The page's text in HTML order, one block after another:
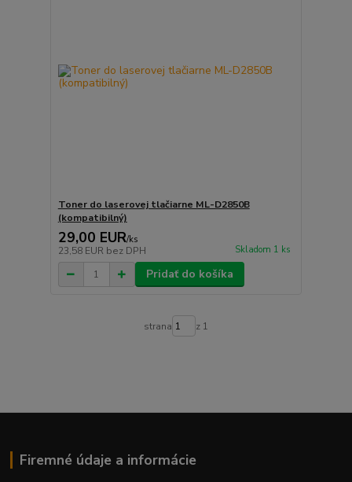
Toner do laserovej tlačiarne ML-D2850B
(kompatibilný)
29,00 EUR/ks
23,58 EUR bez DPH Skladom 1 ks
Pridať do košíka
strana z 1
Firemné údaje a informácie